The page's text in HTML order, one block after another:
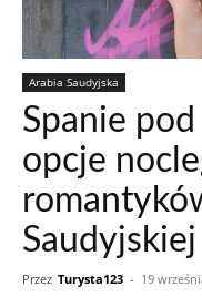
Arabia Saudyjska
Spanie
opcje
Saudyjskiej
Przez Turysta123 - 19